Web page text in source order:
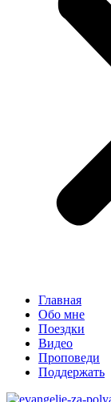
Главная
Обо мне
Поездки
Видео
Проповеди
Поддержать